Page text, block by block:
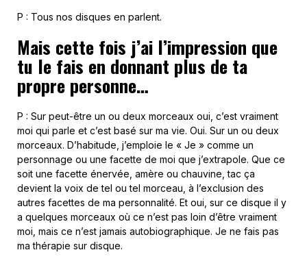
P : Tous nos disques en parlent.
Mais cette fois j’ai l’impression que
tu le fais en donnant plus de ta
propre personne…
P : Sur peut-être un ou deux morceaux oui, c’est vraiment
moi qui parle et c’est basé sur ma vie. Oui. Sur un ou deux
morceaux. D’habitude, j’emploie le « Je » comme un
personnage ou une facette de moi que j’extrapole. Que ce
soit une facette énervée, amère ou chauvine, tac ça
devient la voix de tel ou tel morceau, à l’exclusion des
autres facettes de ma personnalité. Et oui, sur ce disque il y
a quelques morceaux où ce n’est pas loin d’être vraiment
moi, mais ce n’est jamais autobiographique. Je ne fais pas
ma thérapie sur disque.